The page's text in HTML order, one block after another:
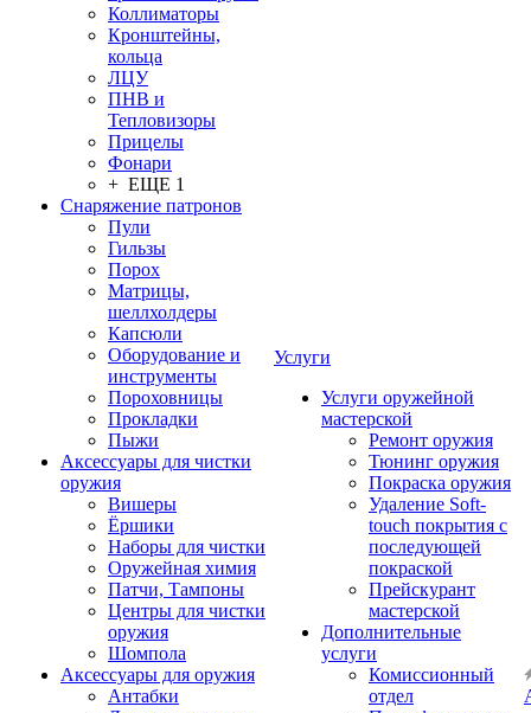
Коллиматоры
Кронштейны,
кольца
ЛЦУ
ПНВ и
Тепловизоры
Прицелы
Фонари
+ ЕЩЕ 1
Снаряжение патронов
Пули
Гильзы
Порох
Матрицы,
шеллхолдеры
Капсюли
Оборудование и
инструменты
Пороховницы
Прокладки
Пыжи
Аксессуары для чистки
оружия
Вишеры
Ёршики
Наборы для чистки
Оружейная химия
Патчи, Тампоны
Центры для чистки
оружия
Шомпола
Аксессуары для оружия
Антабки
Услуги
Услуги оружейной
мастерской
Ремонт оружия
Тюнинг оружия
Покраска оружия
Удаление Soft-
touch покрытия с
последующей
покраской
Прейскурант
мастерской
Дополнительные
услуги
Комиссионный
отдел